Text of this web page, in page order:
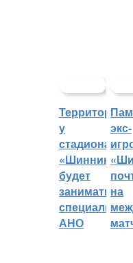
Территорией
у
стадиона
«Шинник»
будет
заниматься
специальное
АНО
экс-
на